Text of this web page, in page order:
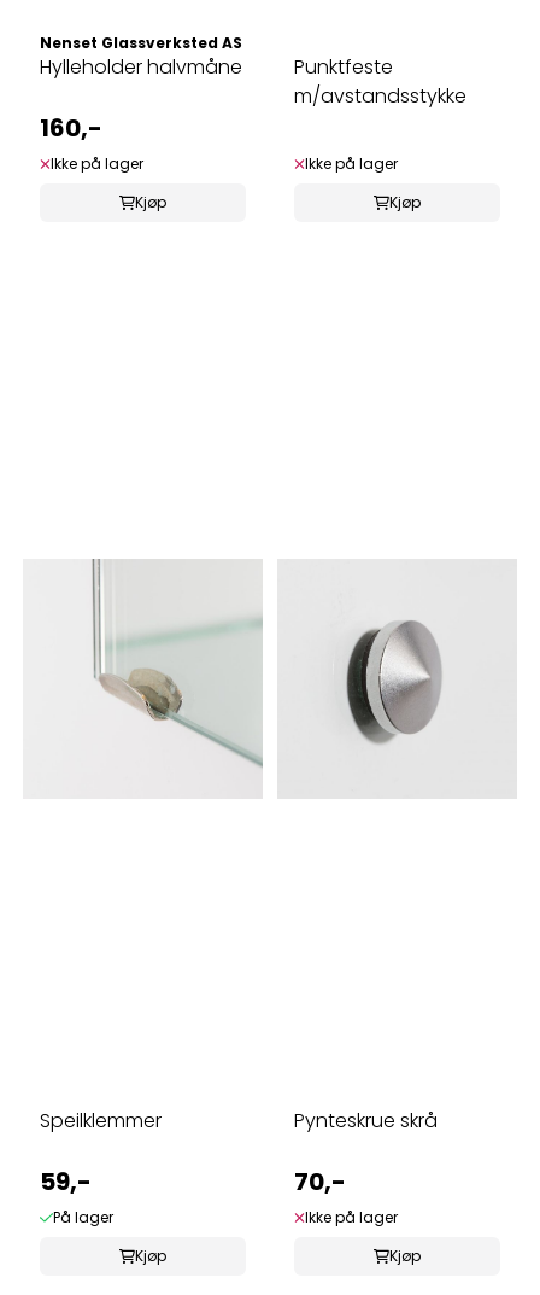
Nenset Glassverksted AS
Hylleholder halvmåne
160,-
Ikke på lager
Kjøp
Punktfeste
m/avstandsstykke
Ikke på lager
Kjøp
Speilklemmer
59,-
På lager
Kjøp
Pynteskrue skrå
70,-
Ikke på lager
Kjøp